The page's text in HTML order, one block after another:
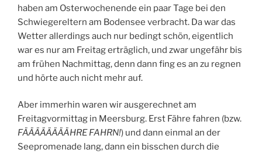
haben am Osterwochenende ein paar Tage bei den
Schwiegereltern am Bodensee verbracht. Da war das
Wetter allerdings auch nur bedingt schön, eigentlich
war es nur am Freitag erträglich, und zwar ungefähr bis
am frühen Nachmittag, denn dann fing es an zu regnen
und hörte auch nicht mehr auf.
Aber immerhin waren wir ausgerechnet am
Freitagvormittag in Meersburg. Erst Fähre fahren (bzw.
FÄÄÄÄÄÄÄÄHRE FAHRN!) und dann einmal an der
Seepromenade lang, dann ein bisschen durch die